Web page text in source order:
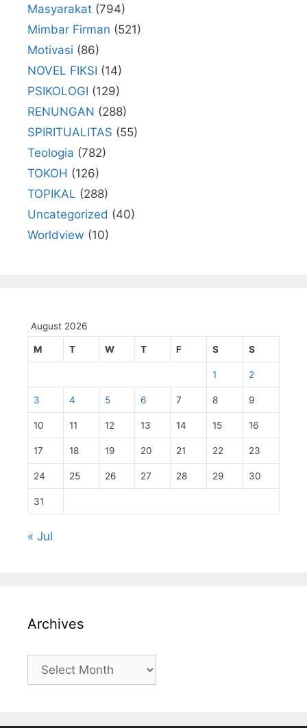
Masyarakat (794)
Mimbar Firman (521)
Motivasi (86)
NOVEL FIKSI (14)
PSIKOLOGI (129)
RENUNGAN (288)
SPIRITUALITAS (55)
Teologia (782)
TOKOH (126)
TOPIKAL (288)
Uncategorized (40)
Worldview (10)
August 2026
M T W T F S S
1 2
3 4 5 6 7 8 9
10 11 12 13 14 15 16
17 18 19 20 21 22 23
24 25 26 27 28 29 30
31
« Jul
Archives
Archives